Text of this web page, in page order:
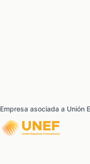
Empresa asociada a Unión